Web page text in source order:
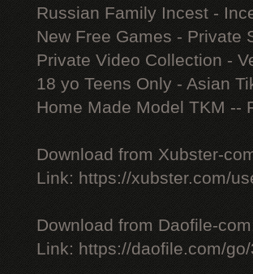
Russian Family Incest -
New Free Games - Private
Private Video Collection -
18 yo Teens Only - Asian
Home Made Model TKM --
Download from Xubster-
Link: https://xubster.com/
Download from Daofile-
Link: https://daofile.com/